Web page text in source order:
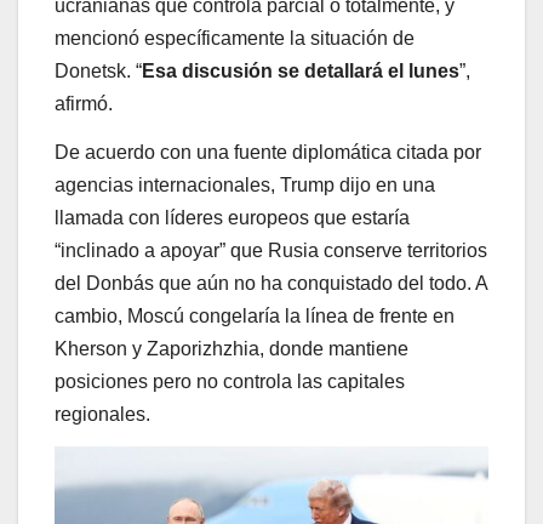
ucranianas que controla parcial o totalmente, y
mencionó específicamente la situación de
Donetsk. “Esa discusión se detallará el lunes”,
afirmó.
De acuerdo con una fuente diplomática citada por
agencias internacionales, Trump dijo en una
llamada con líderes europeos que estaría
“inclinado a apoyar” que Rusia conserve territorios
del Donbás que aún no ha conquistado del todo. A
cambio, Moscú congelaría la línea de frente en
Kherson y Zaporizhzhia, donde mantiene
posiciones pero no controla las capitales
regionales.